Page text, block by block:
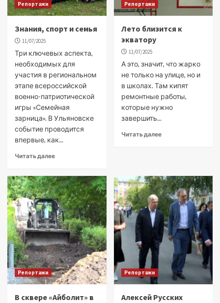
Репортажи
Знания, спорт и семья
11/07/2025
Три ключевых аспекта,
необходимых для
участия в региональном
этапе всероссийской
военно-патриотической
игры «Семейная
зарница». В Ульяновске
событие проводится
впервые, как...
Читать далее
Репортажи
Лето близится к
экватору
11/07/2025
А это, значит, что жарко
не только на улице, но и
в школах. Там кипят
ремонтные работы,
которые нужно
завершить...
Читать далее
Репортажи
В сквере «Айболит» в
Репортажи
Алексей Русских